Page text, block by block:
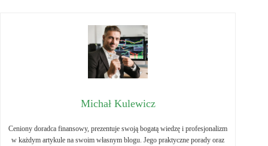
Michał Kulewicz
Ceniony doradca finansowy, prezentuje swoją bogatą wiedzę i profesjonalizm
w każdym artykule na swoim własnym blogu. Jego praktyczne porady oraz